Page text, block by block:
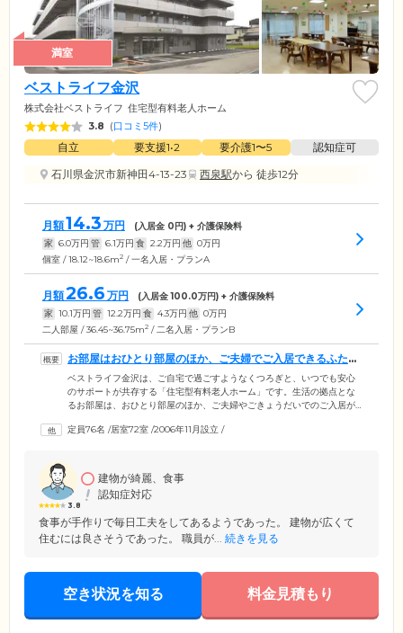
満室
ベストライフ金沢
株式会社ベストライフ 住宅型有料老人ホーム
3.8 (口コミ5件)
自立 要支援1•2 要介護1〜5
認知症可
石川県金沢市新神田4-13-23
西泉駅から 徒歩12分
月額14.3 万円 (入居金 0円) + 介護保険料
家 6.0万円 管 6.1万円 食 2.2万円 他 0万円
個室 / 18.12~18.6m2 / 一名入居・プランA
月額26.6 万円 (入居金100.0万円) + 介護保険料
家 10.1万円 管 12.2万円 食 4.3万円 他 0万円
二人部屋 / 36.45~36.75m2 / 二名入居・プランB
お部屋はおひとり部屋のほか、ご夫婦でご入居できるふたり
部屋もございます
ベストライフ金沢は、ご自宅で過ごすようなくつろぎと、いつでも安心
のサポートが共存する「住宅型有料老人ホーム」です。生活の拠点とな
るお部屋は、おひとり部屋のほか、ご夫婦やごきょうだいでのご入居が
ューを1日3食ご提供します。健康維持のための治療食、カロリー制限の
タッフ一人ひとりが心をこめ、笑顔と明るい声かけがあふれる毎日をお
手伝いします。
定員76名 /居室72室 /2006年11月設立 /
3.8
建物が綺麗、食事
認知症対応
食事が手作りで毎日工夫をしてあるようであった。 建物が広くて
住むには良さそうであった。 職員が... 続きを見る
空き状況を知る 料金見積もり